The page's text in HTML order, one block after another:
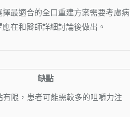
最適合的全口重建方案需要考慮病
在和醫師詳細討論後做出。
缺點
有限，患者可能需較多的咀嚼力注